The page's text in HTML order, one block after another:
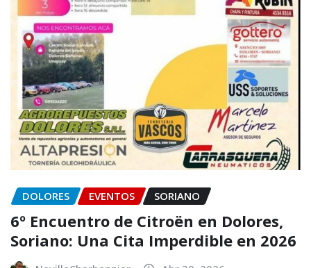
DOLORES EVENTOS SORIANO
6º Encuentro de Citroën en Dolores,
Soriano: Una Cita Imperdible en 2026